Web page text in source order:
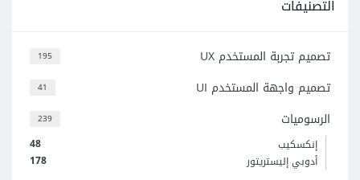
التصنيفات
195 تصميم تجربة المستخدم UX
41 تصميم واجهة المستخدم UI
239 الرسوميات
48
إنكسكيب
178
أدوبي إليستريتور